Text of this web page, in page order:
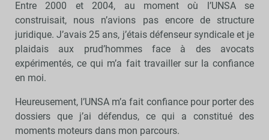
Entre 2000 et 2004, au moment où l’UNSA se
construisait, nous n’avions pas encore de structure
juridique. J’avais 25 ans, j’étais défenseur syndicale et je
plaidais aux prud’hommes face à des avocats
expérimentés, ce qui m’a fait travailler sur la confiance
en moi.
Heureusement, l’UNSA m’a fait confiance pour porter des
dossiers que j’ai défendus, ce qui a constitué des
moments moteurs dans mon parcours.